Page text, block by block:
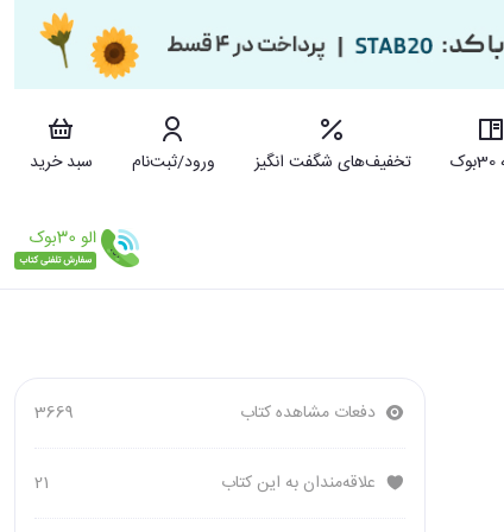
تخفیف‌های شگفت انگیز ورود/ثبت‌نام
سبد خرید
دفعات مشاهده کتاب 3669
علاقه‌مندان به این کتاب 21